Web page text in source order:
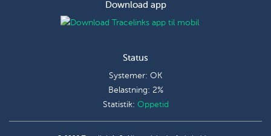
Download app
Status
Systemer: OK
Belastning: 2%
Statistik: Oppetid